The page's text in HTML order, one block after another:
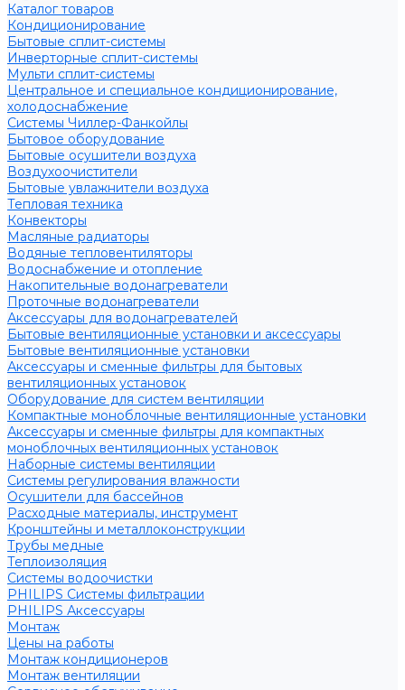
Каталог товаров
Кондиционирование
Бытовые сплит-системы
Инверторные сплит-системы
Мульти сплит-системы
Центральное и специальное кондиционирование,
холодоснабжение
Системы Чиллер-Фанкойлы
Бытовое оборудование
Бытовые осушители воздуха
Воздухоочистители
Бытовые увлажнители воздуха
Тепловая техника
Конвекторы
Масляные радиаторы
Водяные тепловентиляторы
Водоснабжение и отопление
Накопительные водонагреватели
Проточные водонагреватели
Аксессуары для водонагревателей
Бытовые вентиляционные установки и аксессуары
Бытовые вентиляционные установки
Аксессуары и сменные фильтры для бытовых
вентиляционных установок
Оборудование для систем вентиляции
Компактные моноблочные вентиляционные установки
Аксессуары и сменные фильтры для компактных
моноблочных вентиляционных установок
Наборные системы вентиляции
Системы регулирования влажности
Осушители для бассейнов
Расходные материалы, инструмент
Кронштейны и металлоконструкции
Трубы медные
Теплоизоляция
Системы водоочистки
PHILIPS Системы фильтрации
PHILIPS Аксессуары
Монтаж
Цены на работы
Монтаж кондиционеров
Монтаж вентиляции